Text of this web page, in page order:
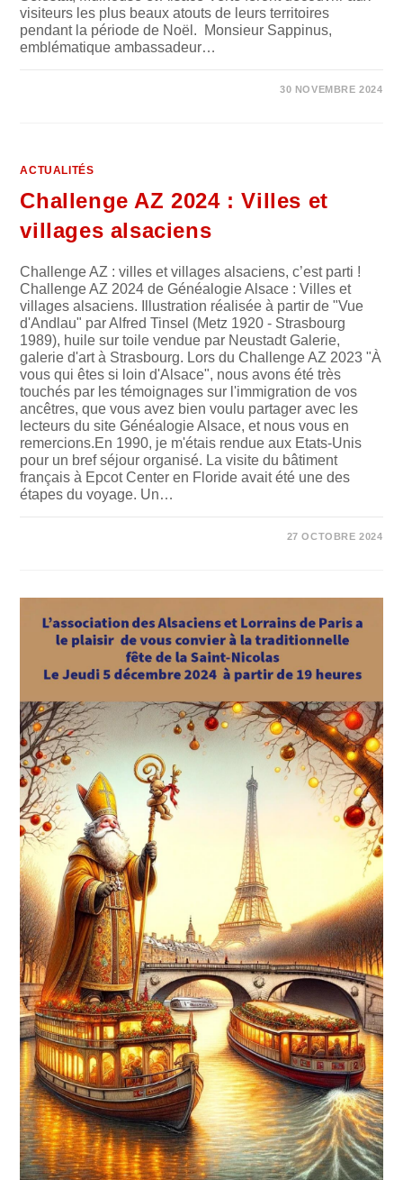
visiteurs les plus beaux atouts de leurs territoires
pendant la période de Noël. Monsieur Sappinus,
emblématique ambassadeur…
30 NOVEMBRE 2024
ACTUALITÉS
Challenge AZ 2024 : Villes et
villages alsaciens
Challenge AZ : villes et villages alsaciens, c’est parti !
Challenge AZ 2024 de Généalogie Alsace : Villes et
villages alsaciens. Illustration réalisée à partir de "Vue
d'Andlau" par Alfred Tinsel (Metz 1920 - Strasbourg
1989), huile sur toile vendue par Neustadt Galerie,
galerie d'art à Strasbourg. Lors du Challenge AZ 2023 "À
vous qui êtes si loin d'Alsace", nous avons été très
touchés par les témoignages sur l'immigration de vos
ancêtres, que vous avez bien voulu partager avec les
lecteurs du site Généalogie Alsace, et nous vous en
remercions.En 1990, je m'étais rendue aux Etats-Unis
pour un bref séjour organisé. La visite du bâtiment
français à Epcot Center en Floride avait été une des
étapes du voyage. Un…
VILLAGES
ALSACIENS
27 OCTOBRE 2024